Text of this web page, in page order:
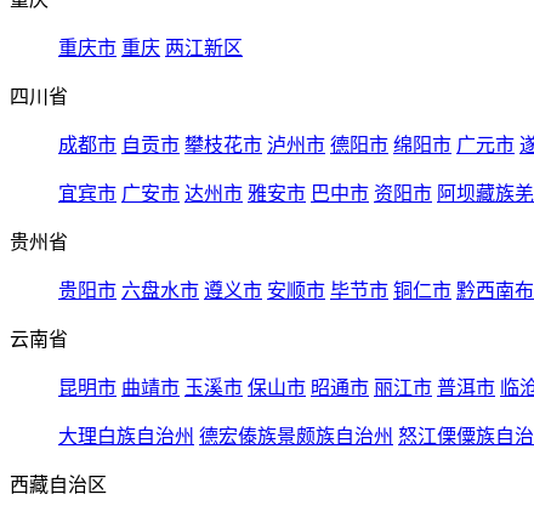
重庆市 重庆 两江新区
四川省
成都市 自贡市 攀枝花市 泸州市 德阳市 绵阳市 广元市
宜宾市 广安市 达州市 雅安市 巴中市 资阳市 阿坝藏族
贵州省
贵阳市 六盘水市 遵义市 安顺市 毕节市 铜仁市 黔西南
云南省
昆明市 曲靖市 玉溪市 保山市 昭通市 丽江市 普洱市 临
大理白族自治州 德宏傣族景颇族自治州 怒江傈僳族自
西藏自治区